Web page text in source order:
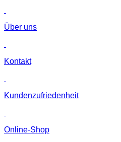
Über uns
Kontakt
Kunden­zufriedenheit
Online-Shop